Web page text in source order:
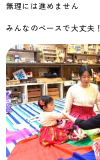
無理には進めません
みんなのペースで大丈夫！